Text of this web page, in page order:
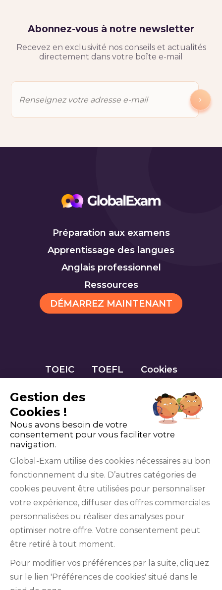
Abonnez-vous à notre newsletter
Recevez en exclusivité nos conseils et actualités
directement dans votre boîte e-mail
Préparation aux examens
Apprentissage des langues
Anglais professionnel
Ressources
DÉMARREZ MAINTENANT
TOEIC TOEFL Cookies
Twitter YouTube
institutions qui gèrent les examens officiels du
Gestion des
Cookies !
Nous avons besoin de votre
consentement pour vous faciliter votre
navigation.
Global-Exam utilise des cookies nécessaires au bon
fonctionnement du site. D’autres catégories de
cookies peuvent être utilisées pour personnaliser
votre expérience, diffuser des offres commerciales
personnalisées ou réaliser des analyses pour
optimiser notre offre. Votre consentement peut
être retiré à tout moment.
Pour modifier vos préférences par la suite, cliquez
sur le lien 'Préférences de cookies' situé dans le